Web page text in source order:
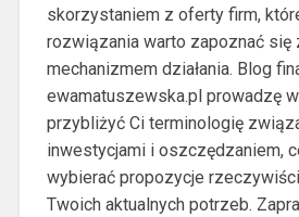
skorzystaniem z oferty firm,
rozwiązania warto zapoznać się
mechanizmem działania. Blog
ewamatuszewska.pl prowadzę
przybliżyć Ci terminologię
inwestycjami i oszczędzaniem,
wybierać propozycje
Twoich aktualnych potrzeb.